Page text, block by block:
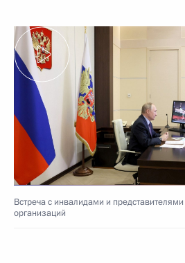
Встреча с инвалидами и
организаций